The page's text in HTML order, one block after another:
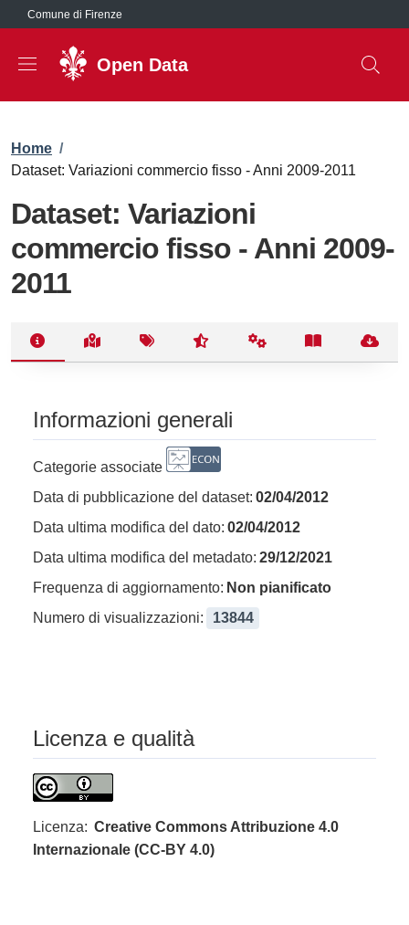
Salta al contenuto principale
Comune di Firenze
Open Data
Briciole di pane
Home /
Dataset: Variazioni commercio fisso - Anni 2009-2011
Dataset: Variazioni
commercio fisso - Anni 2009-
2011
Informazioni generali
Categorie associate
Data di pubblicazione del dataset: 02/04/2012
Data ultima modifica del dato: 02/04/2012
Data ultima modifica del metadato: 29/12/2021
Frequenza di aggiornamento: Non pianificato
Numero di visualizzazioni:
13844
Licenza e qualità
Licenza: Creative Commons Attribuzione 4.0
Internazionale (CC-BY 4.0)